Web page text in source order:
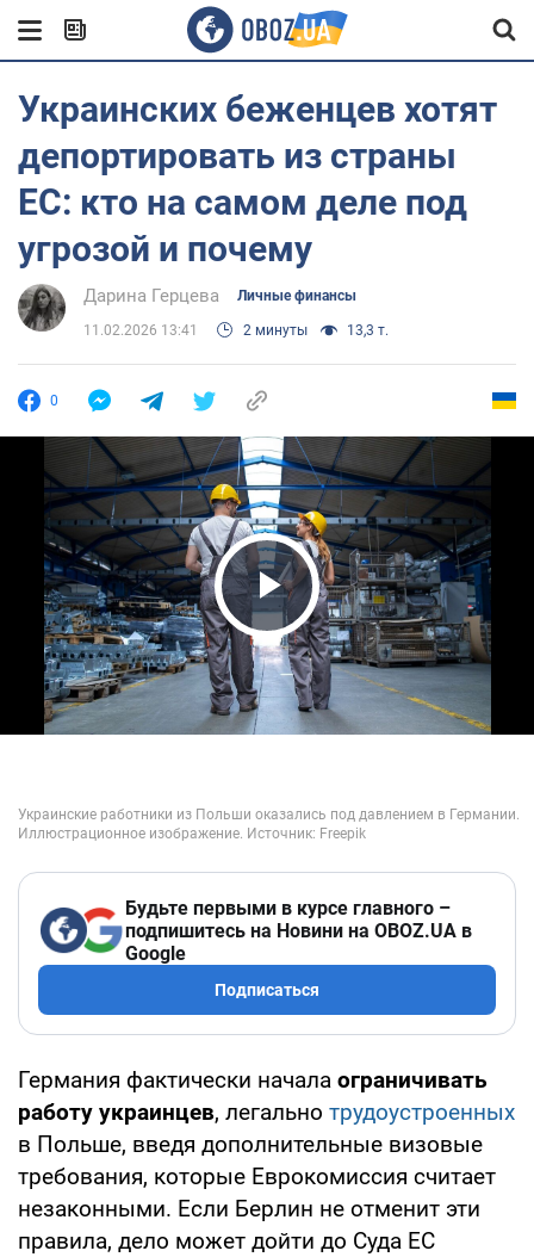
Украинских беженцев хотят
депортировать из страны
ЕС: кто на самом деле под
угрозой и почему
Дарина Герцева Личные финансы
11.02.2026 13:41 2 минуты 13,3 т.
0
Play Video
Будьте первыми в курсе главного –
подпишитесь на Новини на OBOZ.UA в
Google
Подписаться
Германия фактически начала ограничивать
работу украинцев, легально трудоустроенных
в Польше, введя дополнительные визовые
требования, которые Еврокомиссия считает
незаконными. Если Берлин не отменит эти
правила, дело может дойти до Суда ЕС